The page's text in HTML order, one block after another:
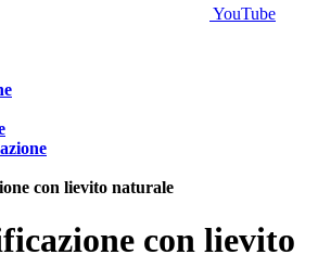
YouTube
con lievito naturale
con lievito